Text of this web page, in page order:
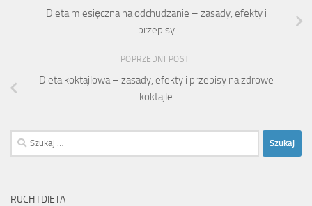
Dieta miesięczna na odchudzanie – zasady, efekty i
przepisy
POPRZEDNI POST
Dieta koktajlowa – zasady, efekty i przepisy na zdrowe
koktajle
Szukaj:
RUCH I DIETA